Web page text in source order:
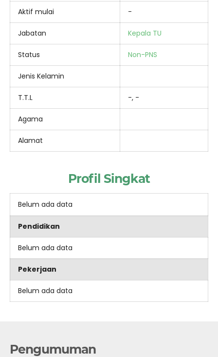
Aktif mulai -
Jabatan Kepala TU
Status Non-PNS
Jenis Kelamin
T.T.L -, -
Agama
Alamat
Profil Singkat
Belum ada data
Pendidikan
Belum ada data
Pekerjaan
Belum ada data
Pengumuman